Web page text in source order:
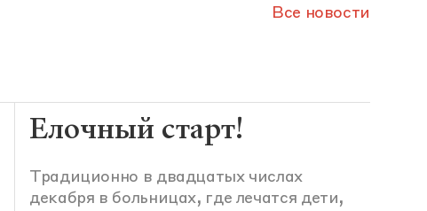
Все новости
Елочный старт!
Традиционно в двадцатых числах
декабря в больницах, где лечатся дети,